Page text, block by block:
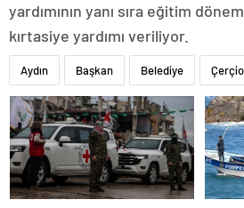
yardımının yanı sıra eğitim
kırtasiye yardımı veriliyor.
Aydın Başkan Belediye